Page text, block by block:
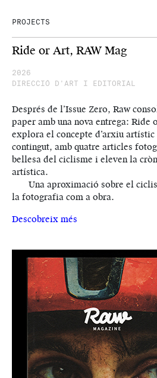
PROJECTS
Ride or Art, RAW Mag
2026
DIRECCIÓ D'ART I EDITORIAL
Després de l’Issue Zero, Raw
paper amb una nova entrega: Ride
explora el concepte d’arxiu
contingut, amb quatre articles
bellesa del ciclisme i eleven la
artística.
Una aproximació sobre el
la fotografia com a obra.
Descobreix més